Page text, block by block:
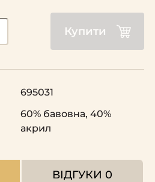
Купити
695031
60% бавовна, 40%
акрил
ВІДГУКИ 0